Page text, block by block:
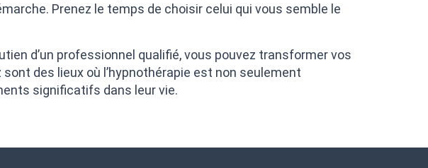
Prenez le temps de choisir celui qui vous semble le
d’un professionnel qualifié, vous pouvez transformer vos
des lieux où l’hypnothérapie est non seulement
significatifs dans leur vie.